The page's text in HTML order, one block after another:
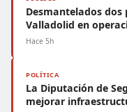
Desmantelados
Valladolid en
Hace 5h
POLÍTICA
La Diputación de
mejorar